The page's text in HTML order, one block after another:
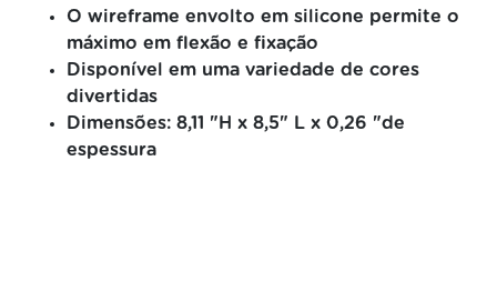
O wireframe envolto em silicone permite o
máximo em flexão e fixação
Disponível em uma variedade de cores
divertidas
Dimensões: 8,11 "H x 8,5" L x 0,26 "de
espessura